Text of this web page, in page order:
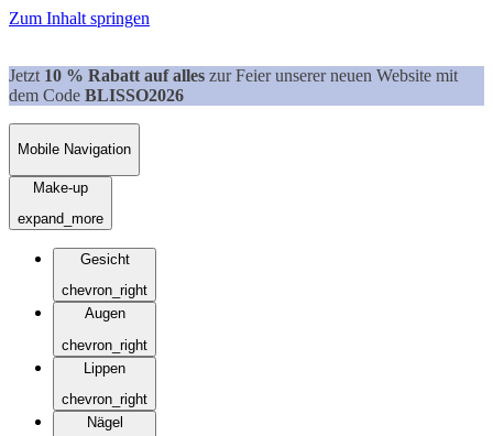
Zum Inhalt springen
Jetzt 10 % Rabatt auf alles zur Feier unserer neuen Website mit
dem Code BLISSO2026
Mobile Navigation
Make-up
expand_more
Gesicht
chevron_right
Augen
chevron_right
Lippen
chevron_right
Nägel